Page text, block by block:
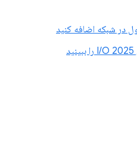
در شبکه اضافه کنید